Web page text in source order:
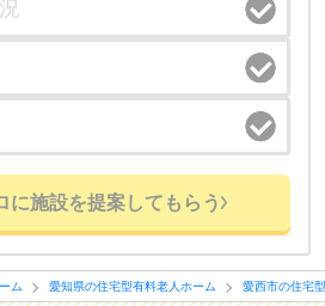
」「麻雀」が楽しめる施設、
、「看取り可」の施設など、
設を探すこともできます。
に施設を提案してもらう
ム 愛知県の住宅型有料老人ホーム 愛西市の住宅